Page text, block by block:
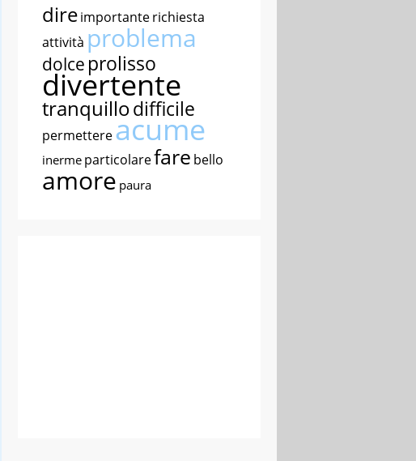
direimportanterichiesta
attività problema
dolce prolisso
divertente
tranquillodifficile
permettereacume
inerme particolarefare bello
amore paura